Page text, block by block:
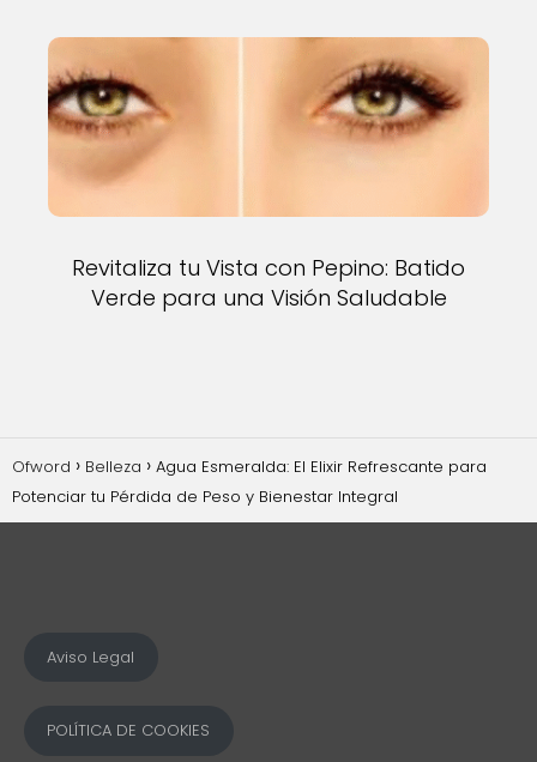
Revitaliza tu Vista con Pepino: Batido
Verde para una Visión Saludable
Ofword Belleza
Agua Esmeralda: El Elixir Refrescante para
Potenciar tu Pérdida de Peso y Bienestar Integral
Aviso Legal
POLÍTICA DE COOKIES